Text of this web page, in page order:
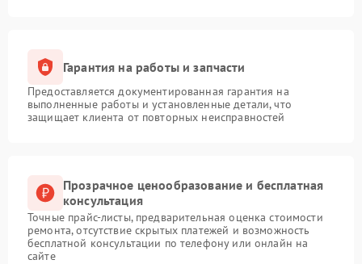
Гарантия на работы и запчасти
Предоставляется документированная гарантия на
выполненные работы и установленные детали, что
защищает клиента от повторных неисправностей
Прозрачное ценообразование и бесплатная
консультация
Точные прайс-листы, предварительная оценка стоимости
ремонта, отсутствие скрытых платежей и возможность
бесплатной консультации по телефону или онлайн на
сайте